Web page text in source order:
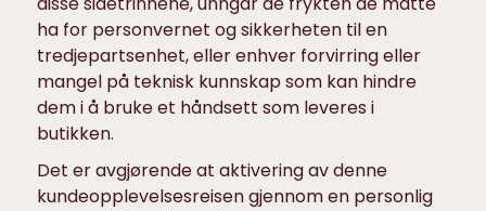
ha for personvernet og sikkerheten til en
tredjepartsenhet, eller enhver forvirring eller
mangel på teknisk kunnskap som kan hindre
dem i å bruke et håndsett som leveres i
butikken.
Det er avgjørende at aktivering av denne
kundeopplevelsesreisen gjennom en personlig